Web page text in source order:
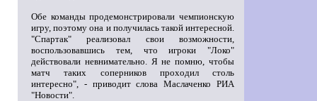
Обе команды продемонстрировали чемпионскую
игру, поэтому она и получилась такой интересной.
"Спартак" реализовал свои возможности,
воспользовавшись тем, что игроки "Локо"
действовали невнимательно. Я не помню, чтобы
матч таких соперников проходил столь
интересно", - приводит слова Маслаченко РИА
"Новости".